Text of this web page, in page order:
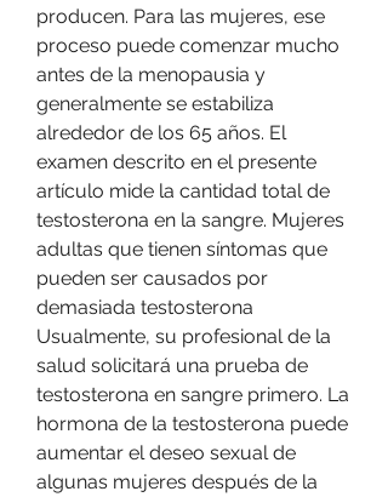
producen. Para las mujeres, ese
proceso puede comenzar mucho
antes de la menopausia y
generalmente se estabiliza
alrededor de los 65 años. El
examen descrito en el presente
artículo mide la cantidad total de
testosterona en la sangre. Mujeres
adultas que tienen síntomas que
pueden ser causados por
demasiada testosterona
Usualmente, su profesional de la
salud solicitará una prueba de
testosterona en sangre primero. La
hormona de la testosterona puede
aumentar el deseo sexual de
algunas mujeres después de la